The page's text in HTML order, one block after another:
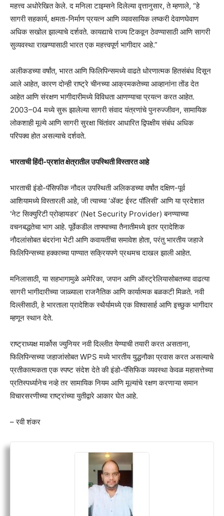
महत्त्व अधोरेखित केले. द मनिला टाइम्सने दिलेल्या वृत्तानुसार, ते म्हणाले, “हे
सागरी सहकार्य, क्षमता-निर्माण प्रयत्न आणि व्यावसायिक लष्करी देवाणघेवाण
अधिक सखोल झाल्याचे दर्शवते. कायद्याचे राज्य टिकवून ठेवण्यासाठी आणि सागरी
सुव्यवस्था राखण्यासाठी भारत एक महत्त्वपूर्ण भागीदार आहे.”
अलीकडच्या वर्षांत, भारत आणि फिलिपिन्समध्ये वाढते धोरणात्मक हितसंबंध दिसून
आले आहेत, कारण दोन्ही राष्ट्रे चीनच्या आक्रमकतेच्या आव्हानांना तोंड देत
आहेत आणि संरक्षण भागीदारीमध्ये विविधता आणण्याचा प्रयत्न करत आहेत.
2003–04 मध्ये सुरू झालेल्या सागरी संवाद यंत्रणांचे पुनरुज्जीवन, सामायिक
लोकशाही मूल्ये आणि सागरी सुरक्षा चिंतांवर आधारित द्विपक्षीय संबंध अधिक
परिपक्व होत असल्याचे दर्शवते.
भारताची हिंदी-प्रशांत क्षेत्रातील उपस्थिती विस्तारत आहे
भारताची इंडो-पॅसिफीक नौदल उपस्थिती अलिकडच्या वर्षांत दक्षिण-पूर्व
आशियामध्ये विस्तारली आहे, जी त्याच्या ‘ॲक्ट ईस्ट पॉलिसी’ आणि या प्रदेशात
‘नेट सिक्युरिटी प्रोव्हायडर’ (Net Security Provider) बनण्याच्या
वचनबद्धतेचा भाग आहे. पूर्वेकडील ताफ्याच्या तैनातीमध्ये इतर प्रादेशिक
नौदलांसोबत बंदरांना भेटी आणि कवायतींचा समावेश होता, परंतु भारतीय जहाजे
फिलिपिन्सच्या हक्काच्या पाण्यात सक्रियपणे प्रथमच दाखल झाली आहेत.
मनिलासाठी, या सहभागामुळे अमेरिका, जपान आणि ऑस्ट्रेलियासोबतच्या वाढत्या
सागरी भागीदारीच्या जाळ्याला राजनैतिक आणि कार्यात्मक बळकटी मिळते. नवी
दिल्लीसाठी, हे भारताला प्रादेशिक स्थैर्यामध्ये एक विश्वासार्ह आणि इच्छुक भागीदार
म्हणून स्थान देते.
राष्ट्राध्यक्ष मार्कोस ज्युनियर नवी दिल्लीत येण्याची तयारी करत असताना,
फिलिपिन्सच्या जहाजांसोबत WPS मध्ये भारतीय युद्धनौका प्रवास करत असल्याचे
प्रतीकात्मकता एक स्पष्ट संदेश देते की इंडो-पॅसिफिक व्यवस्था केवळ महासत्तेच्या
प्रतिस्पर्ध्यानेच नव्हे तर सामायिक नियम आणि मूल्यांचे रक्षण करणाऱ्या समान
विचारसरणीच्या राष्ट्रांच्या युतीद्वारे आकार घेत आहे.
– रवी शंकर